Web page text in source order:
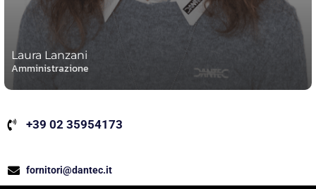
Laura Lanzani
Amministrazione
+39 02 35954173
fornitori@dantec.it